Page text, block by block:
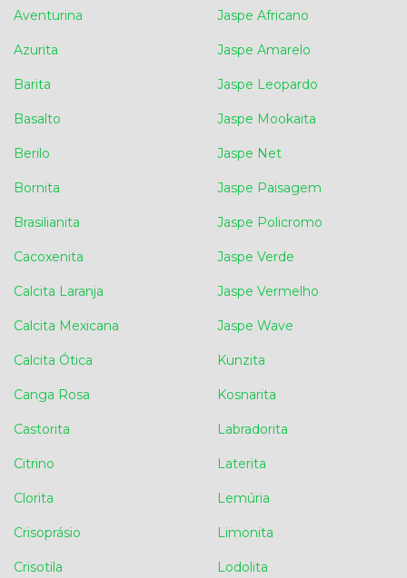
Aventurina
Azurita
Barita
Basalto
Berilo
Bornita
Brasilianita
Cacoxenita
Calcita Laranja
Calcita Mexicana
Calcita Ótica
Canga Rosa
Castorita
Citrino
Clorita
Crisoprásio
Crisotila
Jaspe Africano
Jaspe Amarelo
Jaspe Leopardo
Jaspe Mookaita
Jaspe Net
Jaspe Paisagem
Jaspe Policromo
Jaspe Verde
Jaspe Vermelho
Jaspe Wave
Kunzita
Kosnarita
Labradorita
Laterita
Lemúria
Limonita
Lodolita